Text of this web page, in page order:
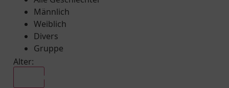
Männlich
Weiblich
Divers
Gruppe
Alter: